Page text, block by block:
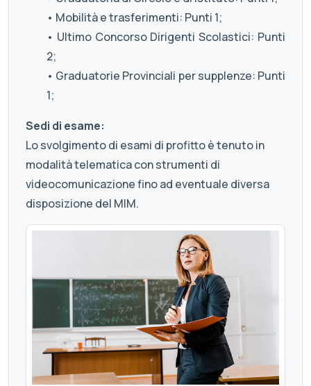
• Mobilità e trasferimenti: Punti 1;
• Ultimo Concorso Dirigenti Scolastici: Punti
2;
• Graduatorie Provinciali per supplenze: Punti
1;
Sedi di esame:
Lo svolgimento di esami di profitto è tenuto in
modalità telematica con strumenti di
videocomunicazione fino ad eventuale diversa
disposizione del MIM.